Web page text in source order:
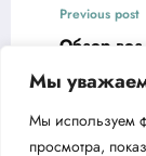
Мы
Мы используем
просмотра,
Previous post
Обзор